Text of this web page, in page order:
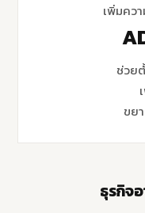
เพิ่มคว
ช่วย
ขย
ธุรกิจอ